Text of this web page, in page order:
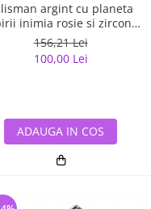
argint cu planeta
inimia rosie si zirconii
albe
156,21 Lei
100,00 Lei
ADAUGA IN COS